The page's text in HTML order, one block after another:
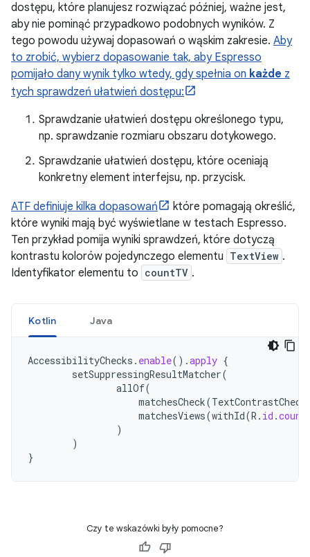
dostępu, które planujesz rozwiązać później, ważne jest,
aby nie pominąć przypadkowo podobnych wyników. Z
tego powodu używaj dopasowań o wąskim zakresie. Aby
to zrobić, wybierz dopasowanie tak, aby Espresso
pomijało dany wynik tylko wtedy, gdy spełnia on każde z
tych sprawdzeń ułatwień dostępu:
Sprawdzanie ułatwień dostępu określonego typu,
np. sprawdzanie rozmiaru obszaru dotykowego.
Sprawdzanie ułatwień dostępu, które oceniają
konkretny element interfejsu, np. przycisk.
ATF definiuje kilka dopasowań
które pomagają określić,
które wyniki mają być wyświetlane w testach Espresso.
Ten przykład pomija wyniki sprawdzeń, które dotyczą
kontrastu kolorów pojedynczego elementu TextView .
Identyfikator elementu to countTV .
Kotlin Java
AccessibilityChecks . enable().apply {
setSuppressingResultMatcher(
allOf(
matchesCheck(TextContrastCheck
matchesViews(withId(R . id .
)
)
}
Czy te wskazówki były pomocne?